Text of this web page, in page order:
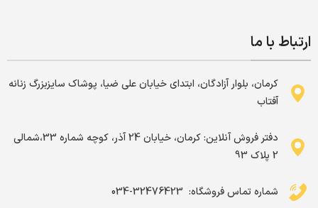
ارتباط با ما
کرمان، بلوار آزادگان، ابتدای خیابان علی ضیا، پوشاک سایزبزرگ زنانه
آفتاب
دفتر فروش آنلاین: کرمان، خیابان 24 آذر، کوچه شماره 33،شمالی
2 پلاک 93
شماره تماس فروشگاه: ‌ 32476423-034